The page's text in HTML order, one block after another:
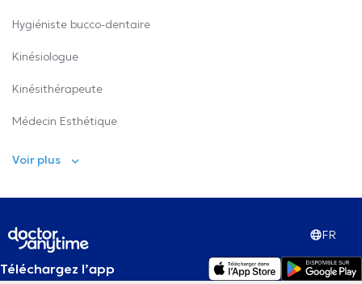
Hygiéniste bucco-dentaire
Kinésiologue
Kinésithérapeute
Médecin Esthétique
Voir plus
FR
Téléchargez l’app